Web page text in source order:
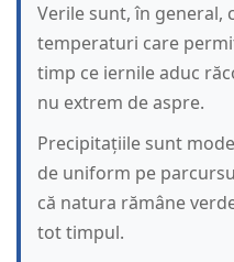
Verile sunt, în general,
temperaturi care
timp ce iernile aduc
nu extrem de aspre.
Precipitațiile sunt
de uniform pe
că natura rămâne
tot timpul.